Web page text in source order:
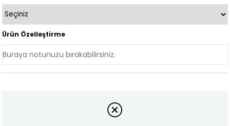
Ürün Özelleştirme